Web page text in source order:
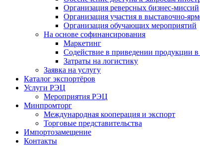
Организация реверсных бизнес-миссий
Организация участия в выставочно-
Организация обучающих мероприятий
На основе софинансирования
Маркетинг
Содействие в приведении продукции в
Затраты на логистику
Заявка на услугу
Каталог экспортёров
Услуги РЭЦ
Мероприятия РЭЦ
Минпромторг
Международная кооперация и экспорт
Торговые представительства
Импортозамещение
Контакты